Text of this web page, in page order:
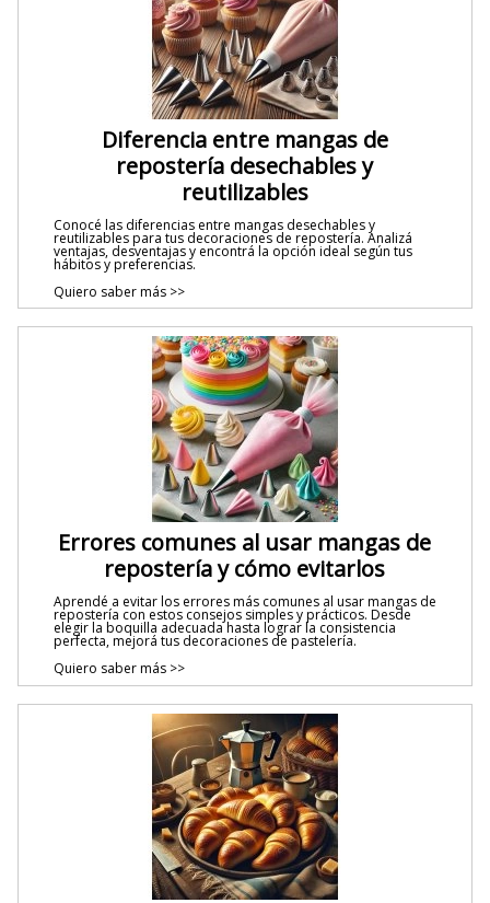
Diferencia entre mangas de
repostería desechables y
reutilizables
Conocé las diferencias entre mangas desechables y
reutilizables para tus decoraciones de repostería. Analizá
ventajas, desventajas y encontrá la opción ideal según tus
hábitos y preferencias.
Quiero saber más >>
Errores comunes al usar mangas de
repostería y cómo evitarlos
Aprendé a evitar los errores más comunes al usar mangas de
repostería con estos consejos simples y prácticos. Desde
elegir la boquilla adecuada hasta lograr la consistencia
perfecta, mejorá tus decoraciones de pastelería.
Quiero saber más >>